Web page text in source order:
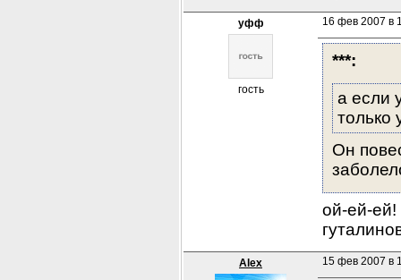
уфф
гость
16 фев 2007 в
***:
а если
только
Он
ой-ей-ей!
Alex 15 фев 2007 в